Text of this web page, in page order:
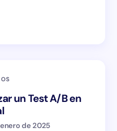
in this browser for the
un Test A/B en
de 2025